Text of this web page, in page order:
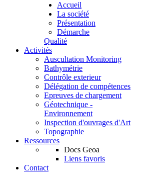
Accueil
La société
Présentation
Démarche
Qualité
Activités
Auscultation Monitoring
Bathymétrie
Contrôle exterieur
Délégation de compétences
Epreuves de chargement
Géotechnique -
Environnement
Inspection d'ouvrages d'Art
Topographie
Ressources
Docs Geoa
Liens favoris
Contact